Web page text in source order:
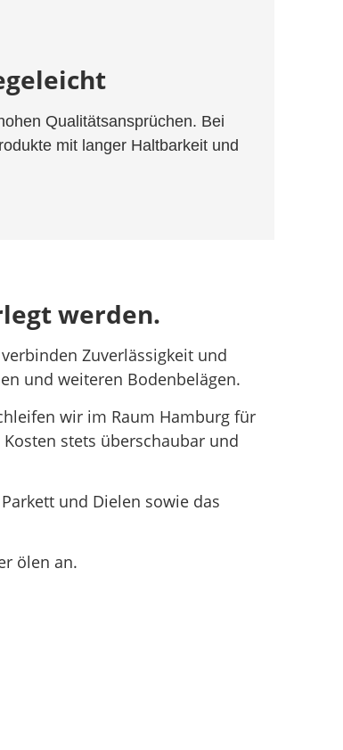
Qualitätsansprüchen. Bei
mit langer Haltbarkeit und
werden.
Zuverlässigkeit und
und weiteren Bodenbelägen.
wir im Raum Hamburg für
stets überschaubar und
und Dielen sowie das
ölen an.